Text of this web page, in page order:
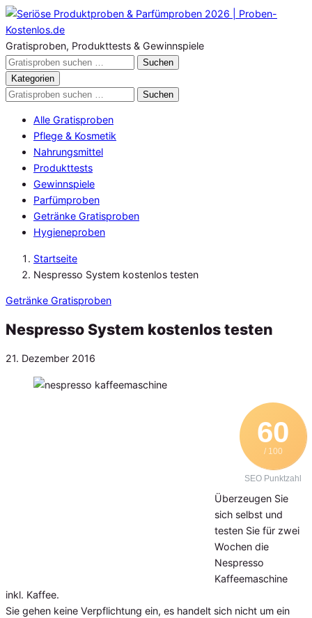
Zum
Inhalt
springen
Gratisproben, Produkttests & Gewinnspiele
Gratisproben
durchsuchen
Suchen
Kategorien
Gratisproben
Suchen
Alle Gratisproben
Pflege & Kosmetik
Nahrungsmittel
Produkttests
Gewinnspiele
Parfümproben
Getränke Gratisproben
Hygieneproben
Startseite
Nespresso System kostenlos testen
Getränke Gratisproben
Nespresso System kostenlos testen
Veröffentlicht
21. Dezember 2016
60
/ 100
SEO Punktzahl
Überzeugen Sie
sich selbst und
testen Sie für zwei
Wochen die
Nespresso
Kaffeemaschine
inkl. Kaffee.
Sie gehen keine Verpflichtung ein, es handelt sich nicht um ein